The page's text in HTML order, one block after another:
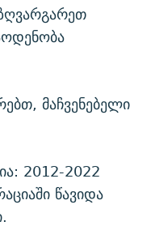
მაჩვენებელი
2012-2022
წავიდა